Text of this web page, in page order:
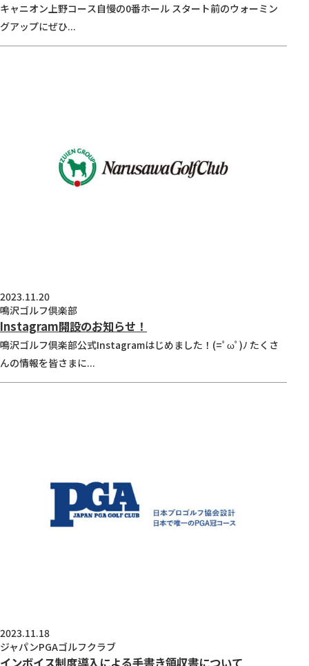
キャニオン上野コース自慢の0番ホール スタート前のウォーミン
グアップにぜひ...
2023.11.20
鳴沢ゴルフ倶楽部
Instagram開設のお知らせ！
鳴沢ゴルフ倶楽部公式Instagramはじめました！(=ﾟωﾟ)ﾉ たくさ
んの情報を皆さまに...
2023.11.18
ジャパンPGAゴルフクラブ
インボイス制度導入による手書き領収書について